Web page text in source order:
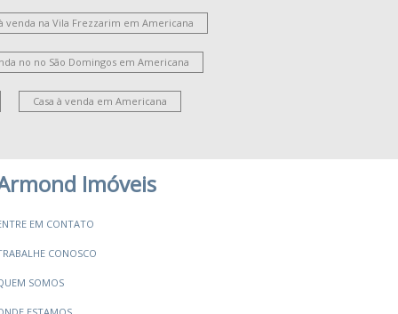
Santa Catarina
Jardim Ipiranga
Santana
Cariobinha
Residencial Jardim Esperança
Santa Maria
Jardim Bertoni
Iate Clube de Campinas
Jardim Brasília
à venda na Vila Frezzarim em Americana
no no São Domingos em Americana
Casa à venda em Americana
Imóveis
EM CONTATO
CONOSCO
SOMOS